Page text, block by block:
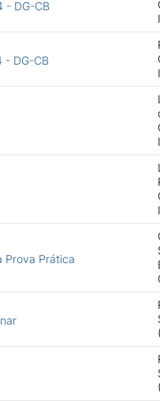
- DG-CB
- DG-CB
Prova Prática